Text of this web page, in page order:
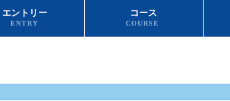
エントリー
ENTRY
コース
COURSE